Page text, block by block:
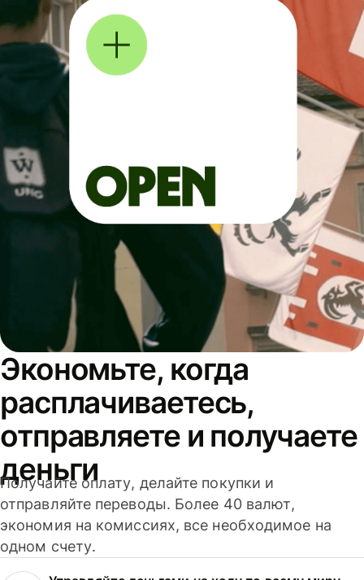
Экономьте, когда
расплачиваетесь,
отправляете и получаете
деньги
Получайте оплату, делайте покупки и
отправляйте переводы. Более 40 валют,
экономия на комиссиях, все необходимое на
одном счету.